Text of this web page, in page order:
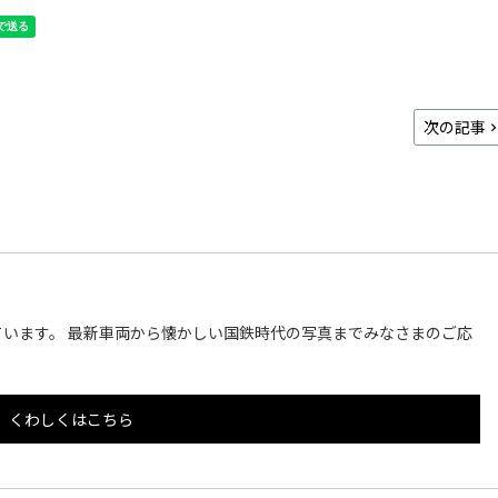
次の記事
ます。 最新車両から懐かしい国鉄時代の写真までみなさまのご応
くわしくはこちら